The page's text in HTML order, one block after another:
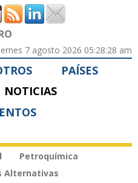
7 agosto 2026 05:28:28 am
PAÍSES
NOTICIAS
Petroquímica
Alternativas